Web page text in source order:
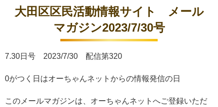
大田区区民活動情報サイト メール
マガジン2023/7/30号
7.30日号 2023/7/30 配信第320
0がつく日はオーちゃんネットからの情報発信の日
このメールマガジンは、オーちゃんネットへご登録いただ